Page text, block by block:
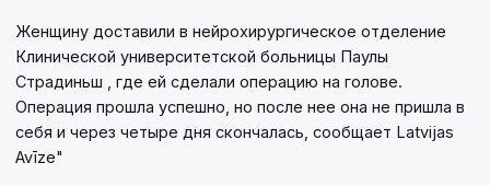
Женщину доставили в нейрохирургическое отделение
Клинической университетской больницы Паулы
Страдиньш , где ей сделали операцию на голове.
Операция прошла успешно, но после нее она не пришла в
себя и через четыре дня скончалась, сообщает Latvijas
Avīze"